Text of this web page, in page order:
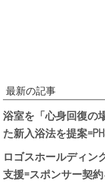
最新の記事
浴室を「心身回復の
た新入浴法を提案
ロゴスホールディン
支援=スポンサー契